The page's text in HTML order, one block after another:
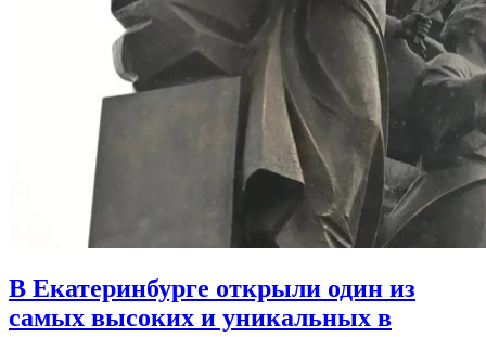
В Екатеринбурге открыли один из
самых высоких и уникальных в